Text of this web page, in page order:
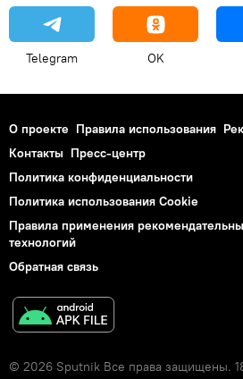
Telegram OK
О проекте Правила использования
Контакты Пресс-центр
Политика конфиденциальности
Политика использования Cookie
Правила применения
технологий
Обратная связь
© 2026 Sputnik Все права защищены.